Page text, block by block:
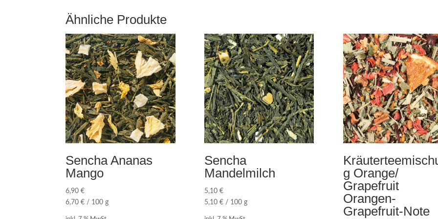
Ähnliche Produkte
Sencha Ananas
Mango
6,90€
6,70€ / 100 g
Sencha
Mandelmilch
5,10 €
5,10 €/ 100 g
g Orange/
Grapefruit
Orangen-
Grapefruit-Note